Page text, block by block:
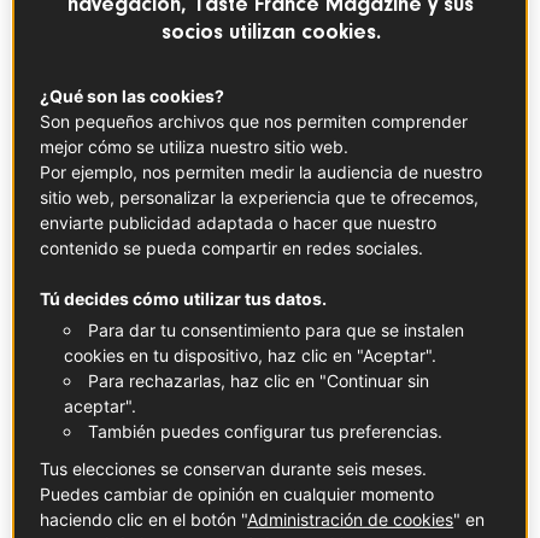
francés), aunque cuenta con poco más de un
producto emblemático para los más
golosos, simbolizando el amor por una
región y una cultura. Este manjar es
fundamental en la elaboración delfamoso
postre Mont Blanc, un clásico francés que
captura la esencia de las montañas nevadas
a través de su combinación de merengue,
crema batida y crema de castañas.
Lo que hay que saber
por un industrial que buscaba aprovechar los fragmentos
de castañas generados durante la producción de
socios utilizan cookies.
¿Qué son las cookies?
Son pequeños archivos que nos permiten comprender
mejor cómo se utiliza nuestro sitio web.
Por ejemplo, nos permiten medir la audiencia de nuestro
sitio web, personalizar la experiencia que te ofrecemos,
enviarte publicidad adaptada o hacer que nuestro
contenido se pueda compartir en redes sociales.
Tú decides cómo utilizar tus datos.
Para dar tu consentimiento para que se instalen
cookies en tu dispositivo, haz clic en "Aceptar".
Para rechazarlas, haz clic en "Continuar sin
aceptar".
También puedes configurar tus preferencias.
Tus elecciones se conservan durante seis meses.
Puedes cambiar de opinión en cualquier momento
haciendo clic en el botón "Administración de cookies" en